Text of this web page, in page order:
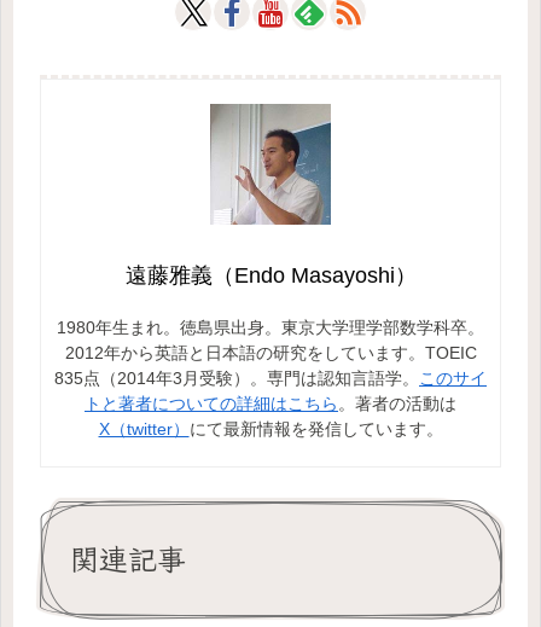
遠藤雅義（Endo Masayoshi）
1980年生まれ。徳島県出身。東京大学理学部数学科卒。
2012年から英語と日本語の研究をしています。TOEIC
835点（2014年3月受験）。専門は認知言語学。
このサイ
トと著者についての詳細はこちら 。著者の活動は
X（twitter） にて最新情報を発信しています。
関連記事